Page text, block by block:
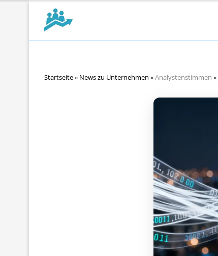
Startseite» News zu Unternehmen »Analystenstimmen »